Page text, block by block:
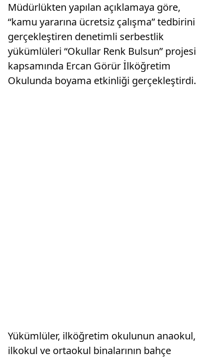
Müdürlükten yapılan açıklamaya göre,
“kamu yararına ücretsiz çalışma” tedbirini
gerçekleştiren denetimli serbestlik
yükümlüleri “Okullar Renk Bulsun” projesi
kapsamında Ercan Görür İlköğretim
Okulunda boyama etkinliği gerçekleştirdi.
Yükümlüler, ilköğretim okulunun anaokul,
ilkokul ve ortaokul binalarının bahçe